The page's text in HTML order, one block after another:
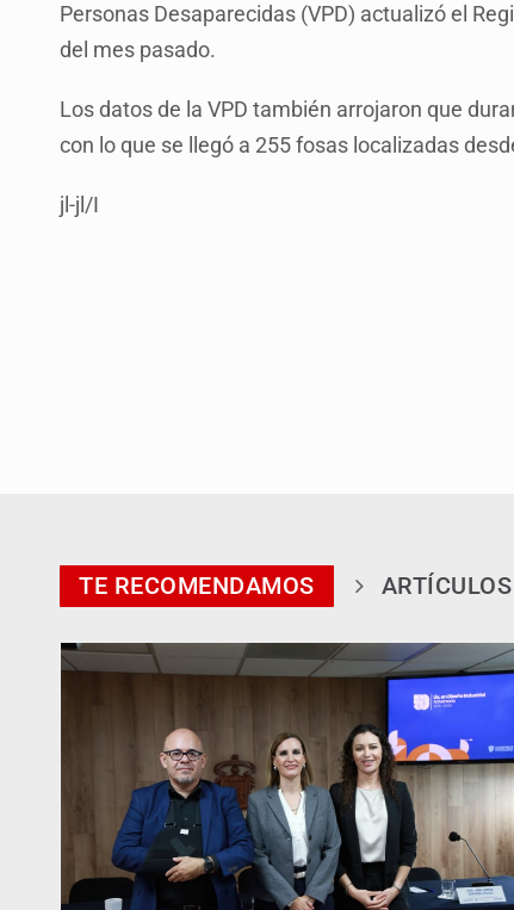
Personas Desaparecidas (VPD) actualizó el
del mes pasado.
Los datos de la VPD también arrojaron que
con lo que se llegó a 255 fosas localizadas
jl-jl/I
TE RECOMENDAMOS